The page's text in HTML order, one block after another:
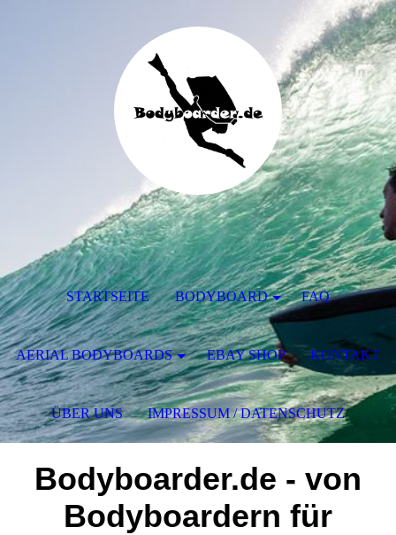
Bodyboarder.de - von
Bodyboardern für
STARTSEITE BODYBOARD FAQ
AERIAL BODYBOARDS EBAY SHOP KONTAKT
ÜBER UNS IMPRESSUM / DATENSCHUTZ